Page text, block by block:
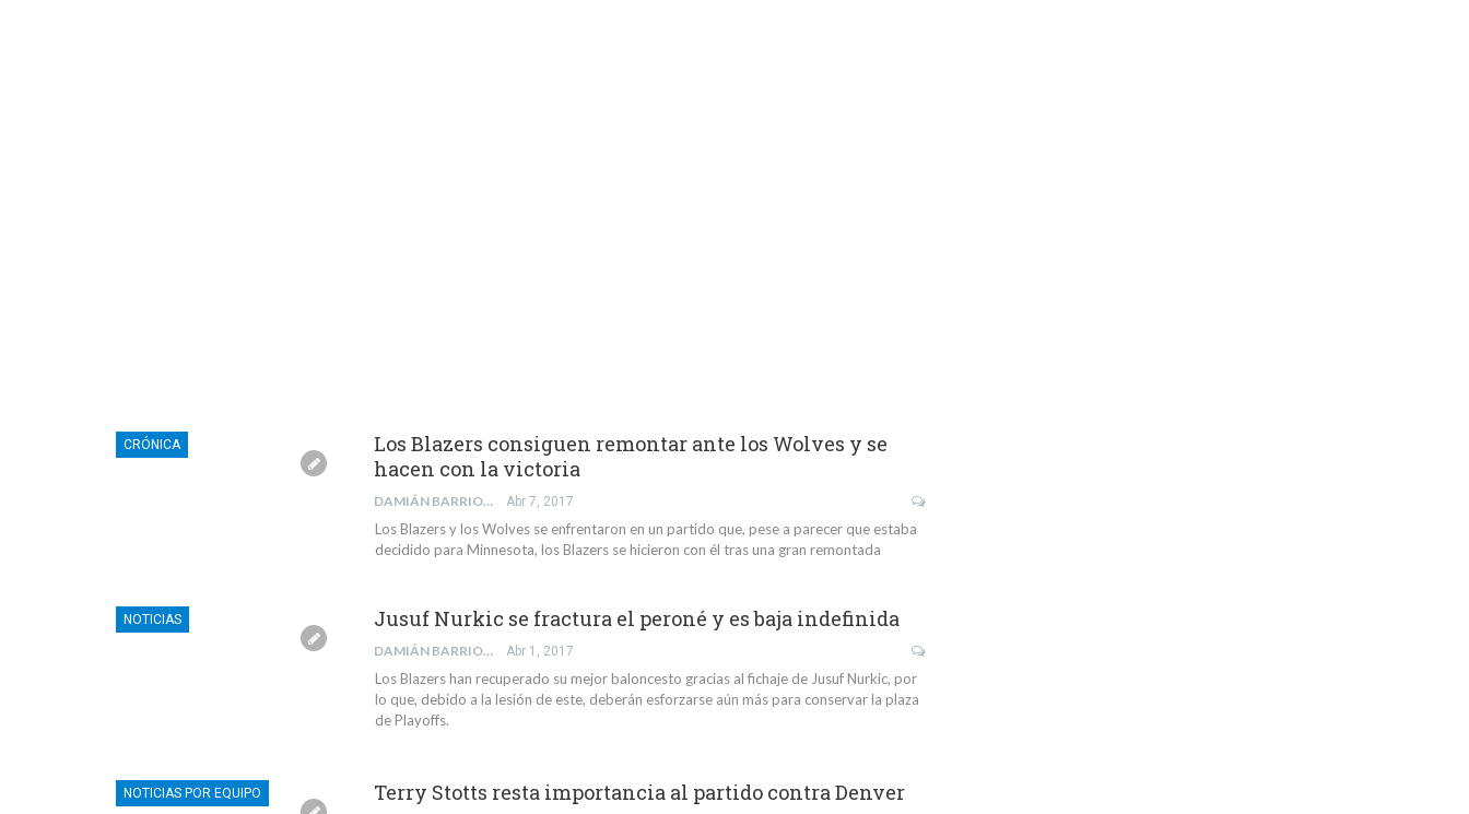
CRÓNICA
Los Blazers consiguen remontar ante los Wolves y se
hacen con la victoria
DAMIÁN BARRIO GIL Abr 7, 2017
Los Blazers y los Wolves se enfrentaron en un partido que, pese a parecer que estaba
decidido para Minnesota, los Blazers se hicieron con él tras una gran remontada
NOTICIAS Jusuf Nurkic se fractura el peroné y es baja indefinida
DAMIÁN BARRIO GIL Abr 1, 2017
Los Blazers han recuperado su mejor baloncesto gracias al fichaje de Jusuf Nurkic, por
lo que, debido a la lesión de este, deberán esforzarse aún más para conservar la plaza
de Playoffs.
NOTICIAS POR EQUIPO Terry Stotts resta importancia al partido contra Denver